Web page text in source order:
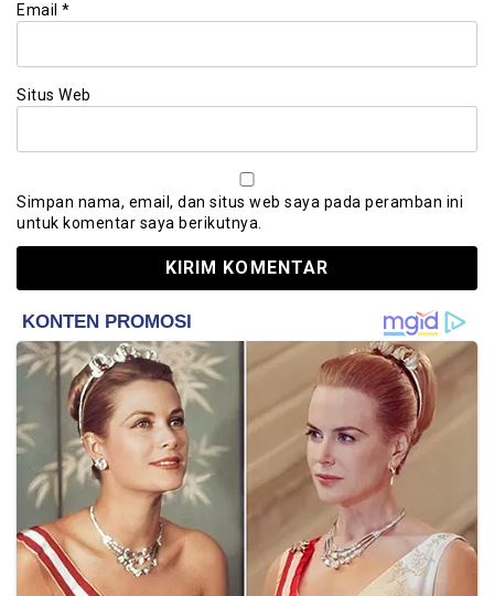
Email *
Situs Web
Simpan nama, email, dan situs web saya pada peramban ini
untuk komentar saya berikutnya.